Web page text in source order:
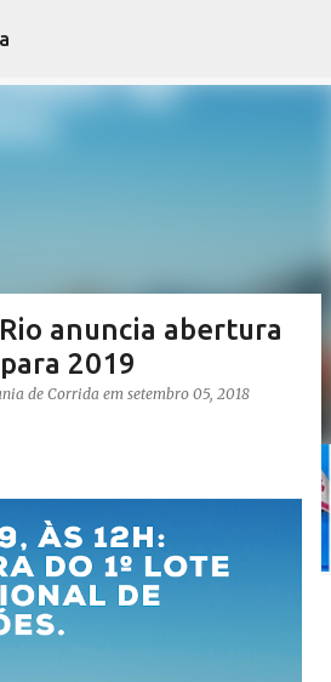
anuncia abertura
2019
de Corrida em setembro 05, 2018